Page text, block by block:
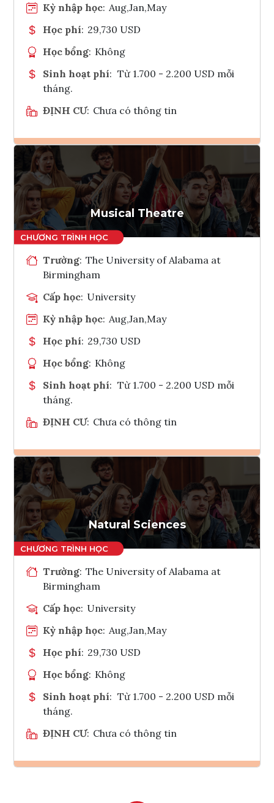
Kỳ nhập học: Aug,Jan,May
Học phí: 29,730 USD
Học bổng: Không
Sinh hoạt phí: Từ 1.700 - 2.200 USD mỗi
tháng.
ĐỊNH CƯ: Chưa có thông tin
Ghi danh
Tham vấn Interlink
Musical Theatre
Trường: The University of Alabama at
Birmingham
Cấp học: University
Kỳ nhập học: Aug,Jan,May
Học phí: 29,730 USD
Học bổng: Không
Sinh hoạt phí: Từ 1.700 - 2.200 USD mỗi
tháng.
ĐỊNH CƯ: Chưa có thông tin
Ghi danh
Tham vấn Interlink
Natural Sciences
Trường: The University of Alabama at
Birmingham
Cấp học: University
Kỳ nhập học: Aug,Jan,May
Học phí: 29,730 USD
Học bổng: Không
Sinh hoạt phí: Từ 1.700 - 2.200 USD mỗi
tháng.
ĐỊNH CƯ: Chưa có thông tin